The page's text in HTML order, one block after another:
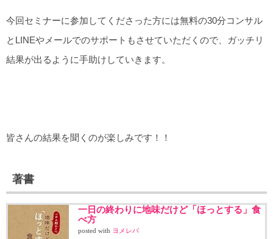
今回セミナーに参加してくださった方には無料の30分コンサル
とLINEやメールでのサポートもさせていただくので、ガッチリ
結果が出るように手助けしていきます。
皆さんの結果を聞くのが楽しみです！！
著書
一日の終わりに地味だけど「ほっとする」食
べ方
posted with ヨメレバ